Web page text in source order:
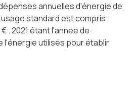
annuelles d'énergie de
standard est compris
. 2021 étant l'année de
l'énergie utilisés pour établir